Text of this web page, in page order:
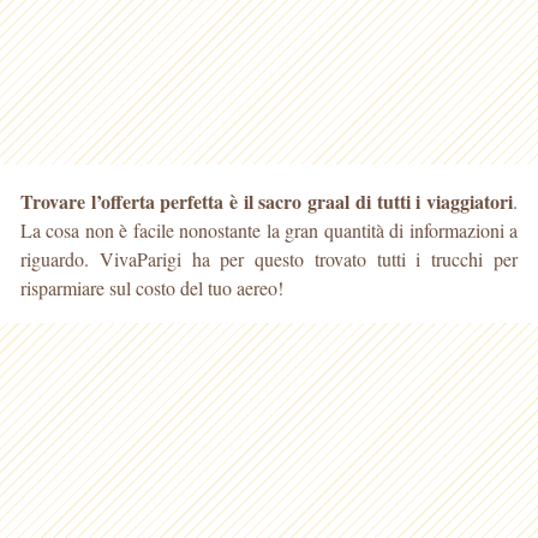
Trovare l’offerta perfetta è il sacro graal di tutti i viaggiatori.
La cosa non è facile nonostante la gran quantità di informazioni a
riguardo. VivaParigi ha per questo trovato tutti i trucchi per
risparmiaresul costo del tuo aereo!